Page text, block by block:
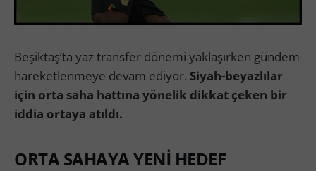
Beşiktaş’ta yaz transfer dönemi yaklaşırken gündem
hareketlenmeye devam ediyor. Siyah-beyazlılar
için orta saha hattına yönelik dikkat çeken bir
iddia ortaya atıldı.
ORTA SAHAYA YENİ HEDEF